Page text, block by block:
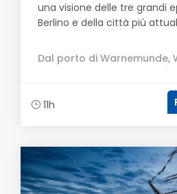
una visione delle tre grandi
Berlino e della città più
Dal porto di Warnemunde,
11h